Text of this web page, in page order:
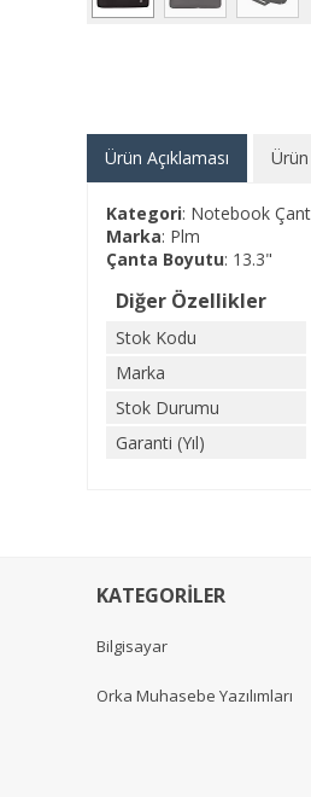
Ürün Açıklaması
Kategori: Notebook
Marka: Plm
Çanta Boyutu: 13.3"
Diğer Özellikler
Stok Kodu
Marka
Stok Durumu
Garanti (Yıl)
KATEGORİLER
Bilgisayar
Orka Muhasebe Yazılımları